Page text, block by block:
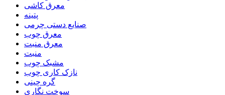
معرق کاشی
پتینه
صنایع دستی چرمی
معرق چوب
معرق منبت
منبت
مشبک چوب
نازک کاری چوب
گره چینی
سوخت نگاری